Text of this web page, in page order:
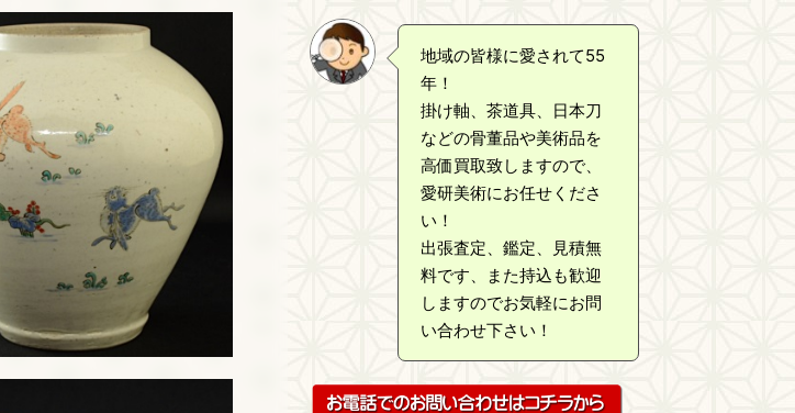
地域の皆様に愛されて55
年！
掛け軸、茶道具、日本刀
などの骨董品や美術品を
高価買取致しますので、
愛研美術にお任せくださ
い！
出張査定、鑑定、見積無
料です、また持込も歓迎
しますのでお気軽にお問
い合わせ下さい！